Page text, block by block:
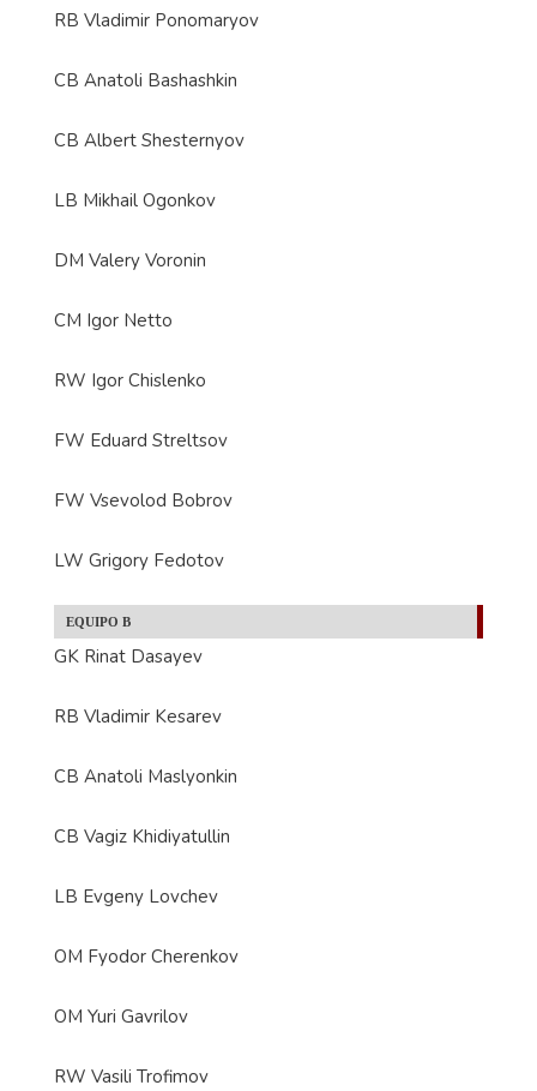
RB Vladimir Ponomaryov
CB Anatoli Bashashkin
CB Albert Shesternyov
LB Mikhail Ogonkov
DM Valery Voronin
CM Igor Netto
RW Igor Chislenko
FW Eduard Streltsov
FW Vsevolod Bobrov
LW Grigory Fedotov
EQUIPO B
GK Rinat Dasayev
RB Vladimir Kesarev
CB Anatoli Maslyonkin
CB Vagiz Khidiyatullin
LB Evgeny Lovchev
OM Fyodor Cherenkov
OM Yuri Gavrilov
RW Vasili Trofimov